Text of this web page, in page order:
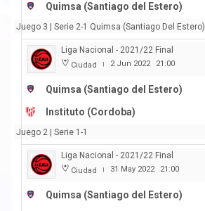
Quimsa (Santiago del Estero)
Juego 3 | Serie 2-1 Quimsa (Santiago Del Estero)
Liga Nacional - 2021/22 Final
Ciudad | 2 Jun 2022 21:00
Quimsa (Santiago del Estero)
Instituto (Cordoba)
Juego 2 | Serie 1-1
Liga Nacional - 2021/22 Final
Ciudad | 31 May 2022 21:00
Quimsa (Santiago del Estero)